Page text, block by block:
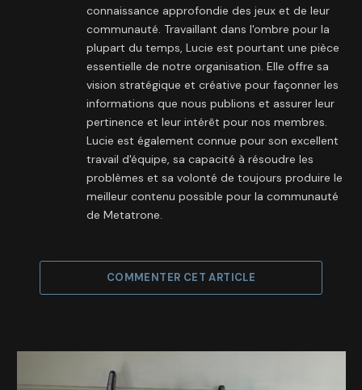
connaissance approfondie des jeux et de leur
communauté. Travaillant dans l'ombre pour la
plupart du temps, Lucie est pourtant une pièce
essentielle de notre organisation. Elle offre sa
vision stratégique et créative pour façonner les
informations que nous publions et assurer leur
pertinence et leur intérêt pour nos membres.
Lucie est également connue pour son excellent
travail d'équipe, sa capacité à résoudre les
problèmes et sa volonté de toujours produire le
meilleur contenu possible pour la communauté
de Metatrone.
COMMENTER CET ARTICLE